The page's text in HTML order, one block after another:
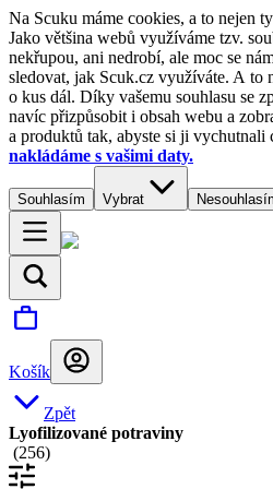
Na Scuku máme cookies, a to nejen
Jako většina webů využíváme tzv.
nekřupou, ani nedrobí, ale moc se
sledovat, jak Scuk.cz využíváte. A to
o kus dál. Díky vašemu souhlasu se
navíc přizpůsobit i obsah webu a
a produktů tak, abyste si ji vychutnali
nakládáme s vašimi daty.
Souhlasím Vybrat
Košík
Zpět
Lyofilizované potraviny
(256)